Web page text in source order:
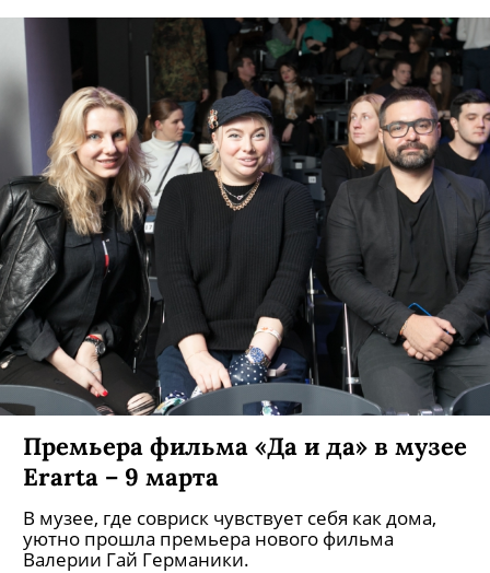
Премьера фильма «Да и да» в музее
Erarta – 9 марта
В музее, где совриск чувствует себя как дома,
уютно прошла премьера нового фильма
Валерии Гай Германики.